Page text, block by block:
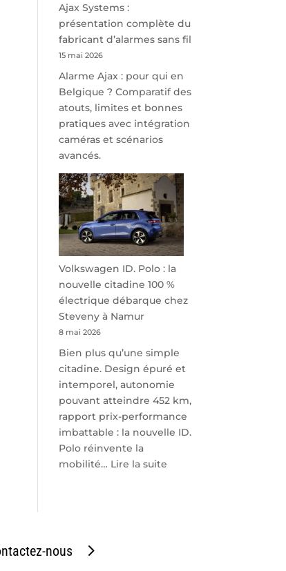
Park
redessine
parking
sécurisé
à
l’aéroport
Ajax Systems :
présentation complète du
fabricant d’alarmes sans fil
15 mai 2026
Alarme Ajax : pour qui en
Belgique ? Comparatif des
atouts, limites et bonnes
pratiques avec intégration
caméras et scénarios
avancés.
Volkswagen ID. Polo : la
nouvelle citadine 100 %
électrique débarque chez
Steveny à Namur
8 mai 2026
Bien plus qu’une simple
citadine. Design épuré et
intemporel, autonomie
pouvant atteindre 452 km,
rapport prix-performance
imbattable : la nouvelle ID.
Polo réinvente la
mobilité… Lire la suite
nous